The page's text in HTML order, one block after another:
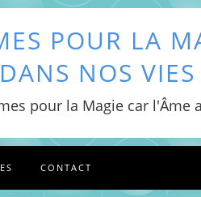
POUR LA
DANS NOS VIES
pour la Magie car l'Âme
CONTACT